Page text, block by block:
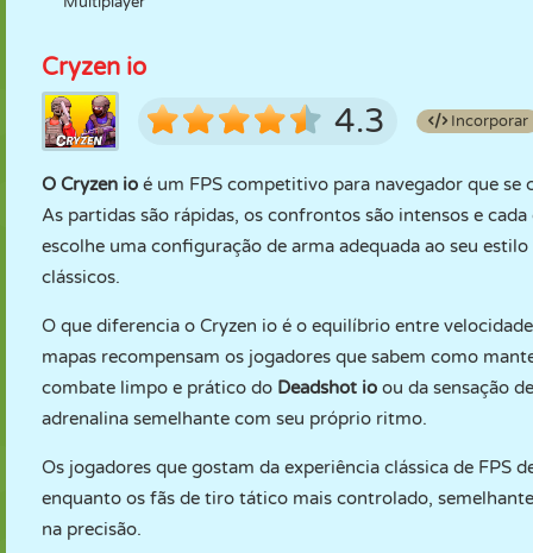
Cryzen io
4.3 Incorporar
O Cryzen io é um FPS competitivo para navegador que se
As partidas são rápidas, os confrontos são intensos e
escolhe uma configuração de arma adequada ao seu
clássicos.
O que diferencia o Cryzen io é o equilíbrio entre
mapas recompensam os jogadores que sabem como
combate limpo e prático do Deadshot io ou da sensação
adrenalina semelhante com seu próprio ritmo.
Os jogadores que gostam da experiência clássica de FPS
enquanto os fãs de tiro tático mais controlado,
na precisão.